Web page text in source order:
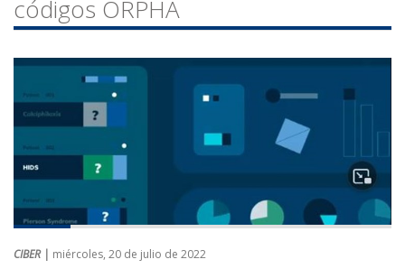
códigos ORPHA
CIBER | miércoles, 20 de julio de 2022